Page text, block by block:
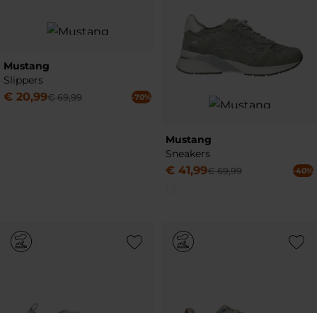
Mustang
Slippers
€ 20,99€ 69,99 -70%
Mustang
Sneakers
€ 41,99€ 69,99 -40%
Add to Wishlist Add to